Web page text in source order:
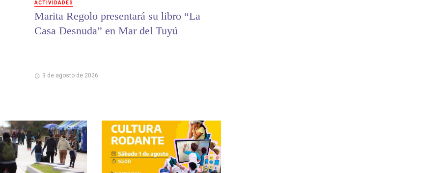
ACTIVIDADES
Marita Regolo presentará su libro “La
Casa Desnuda” en Mar del Tuyú
3 de agosto de 2026